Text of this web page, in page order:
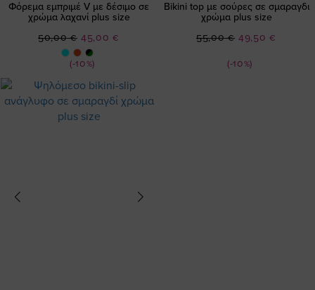
Φόρεμα εμπριμέ V με δέσιμο σε
χρώμα λαχανί plus size
(-10%)
Ειδική
Τιμή
45,00 €
50,00 €
Bikini top με σούρες σε σμαραγδι
χρώμα plus size
(-10%)
Ειδική
49,50 €
55,00 €